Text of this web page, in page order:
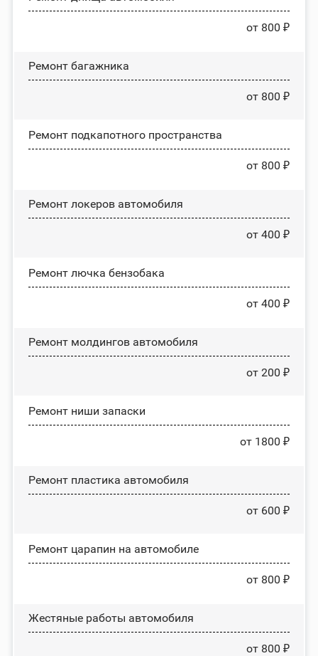
от 800 ₽
Ремонт багажника
от 800 ₽
Ремонт подкапотного пространства
от 800 ₽
Ремонт лoĸepoв автомобиля
от 400 ₽
Ремонт лючка бензобака
от 400 ₽
Ремонт молдингов автомобиля
от 200 ₽
Ремонт ниши запаски
от 1800 ₽
Ремонт пластика автомобиля
от 600 ₽
Ремонт царапин на автомобиле
от 800 ₽
Жестяные работы автомобиля
от 800 ₽